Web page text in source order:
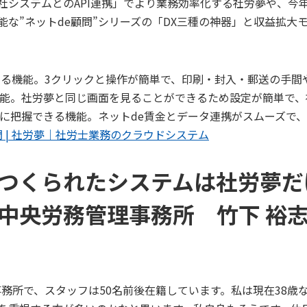
”ネットde顧問”シリーズの「DX三種の神器」と収益拡大
機能。3クリックと操作が簡単で、印刷・封入・郵送の手
。社労夢と同じ画面を見ることができるため設定が簡単で
把握できる機能。ネットde賃金とデータ連携がスムーズで
| 社労夢｜社労士業務のクラウドシステム
くられたシステムは社労夢
央労務管理事務所 竹下 裕
で、スタッフは50名前後在籍しています。私は現在38歳